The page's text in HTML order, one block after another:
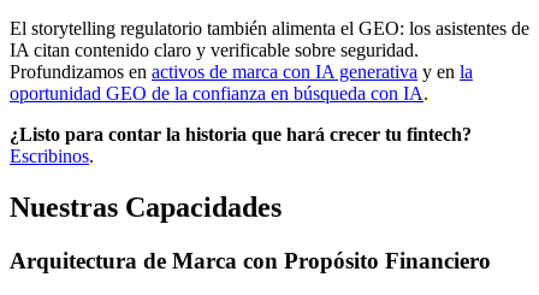
El storytelling regulatorio también alimenta el GEO: los asistentes de
IA citan contenido claro y verificable sobre seguridad.
Profundizamos en activos de marca con IA generativa y en la
oportunidad GEO de la confianza en búsqueda con IA.
¿Listo para contar la historia que hará crecer tu fintech?
Escribinos.
Nuestras Capacidades
Arquitectura de Marca con Propósito Financiero